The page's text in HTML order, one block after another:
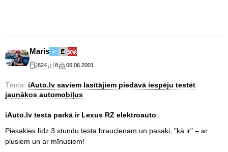
Maris
824 8 06.06.2001
Tēma: iAuto.lv saviem lasītājiem piedāvā iespēju testēt
jaunākos automobiļus
iAuto.lv testa parkā ir Lexus RZ elektroauto
Piesakies līdz 3 stundu testa braucienam un pasaki, "kā ir" – ar
plusiem un ar mīnusiem!